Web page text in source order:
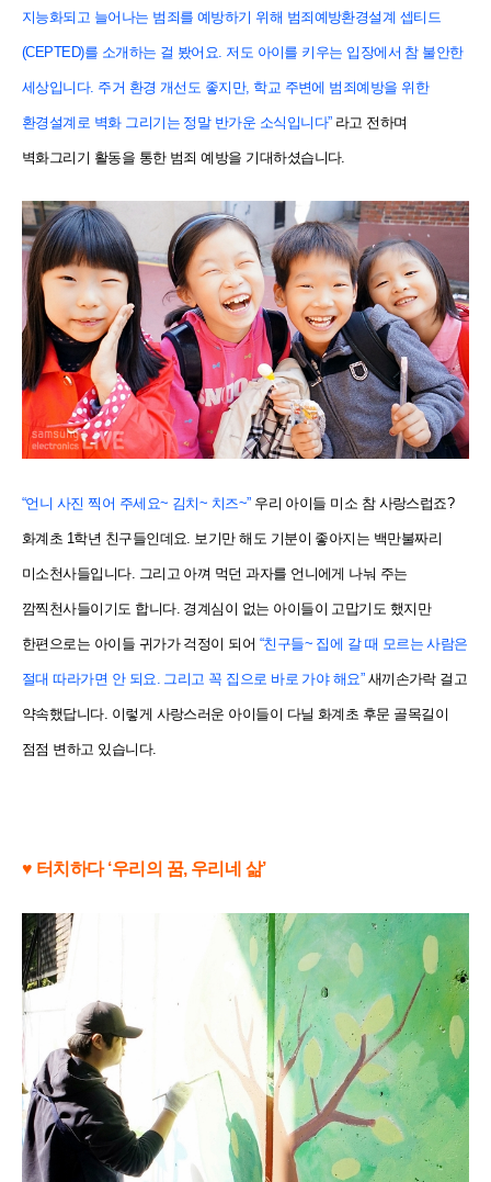
지능화되고 늘어나는 범죄를 예방하기 위해 범죄예방환경설계 셉티드
(CEPTED)를 소개하는 걸 봤어요. 저도 아이를 키우는 입장에서 참 불안한
세상입니다. 주거 환경 개선도 좋지만, 학교 주변에 범죄예방을 위한
환경설계로 벽화 그리기는 정말 반가운 소식입니다” 라고 전하며
벽화그리기 활동을 통한 범죄 예방을 기대하셨습니다.
“언니 사진 찍어 주세요~ 김치~ 치즈~” 우리 아이들 미소 참 사랑스럽죠?
화계초 1학년 친구들인데요. 보기만 해도 기분이 좋아지는 백만불짜리
미소천사들입니다. 그리고 아껴 먹던 과자를 언니에게 나눠 주는
깜찍천사들이기도 합니다. 경계심이 없는 아이들이 고맙기도 했지만
한편으로는 아이들 귀가가 걱정이 되어 “친구들~ 집에 갈 때 모르는 사람은
절대 따라가면 안 되요. 그리고 꼭 집으로 바로 가야 해요” 새끼손가락 걸고
약속했답니다. 이렇게 사랑스러운 아이들이 다닐 화계초 후문 골목길이
점점 변하고 있습니다.
♥ 터치하다 ‘우리의 꿈, 우리네 삶’